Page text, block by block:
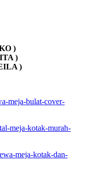
)
)
)
meja-bulat-cover-
meja-kotak-murah-
meja-kotak-dan-